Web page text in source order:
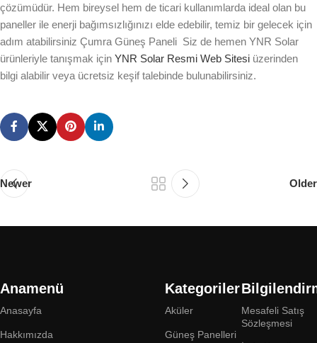
çözümüdür. Hem bireysel hem de ticari kullanımlarda ideal olan bu
paneller ile enerji bağımsızlığınızı elde edebilir, temiz bir gelecek için
adım atabilirsiniz Çumra Güneş Paneli Siz de hemen YNR Solar
ürünleriyle tanışmak için YNR Solar Resmi Web Sitesi üzerinden
bilgi alabilir veya ücretsiz keşif talebinde bulunabilirsiniz.
Newer Older
Anamenü
Anasayfa
Hakkımızda
Kategoriler
Aküler
Güneş Panelleri
Mesafeli Satış
Sözleşmesi